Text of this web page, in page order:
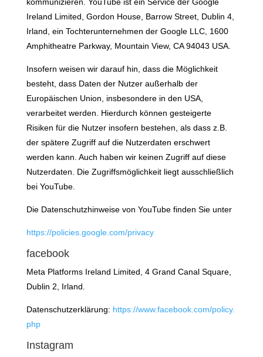
Ireland Limited, Gordon House, Barrow Street, Dublin 4,
Irland, ein Tochterunternehmen der Google LLC, 1600
Amphitheatre Parkway, Mountain View, CA 94043 USA.
Insofern weisen wir darauf hin, dass die Möglichkeit
besteht, dass Daten der Nutzer außerhalb der
Europäischen Union, insbesondere in den USA,
verarbeitet werden. Hierdurch können gesteigerte
Risiken für die Nutzer insofern bestehen, als dass z.B.
der spätere Zugriff auf die Nutzerdaten erschwert
werden kann. Auch haben wir keinen Zugriff auf diese
Nutzerdaten. Die Zugriffsmöglichkeit liegt ausschließlich
bei YouTube.
Die Datenschutzhinweise von YouTube finden Sie unter
https://policies.google.com/privacy
facebook
Meta Platforms Ireland Limited, 4 Grand Canal Square,
Dublin 2, Irland.
Datenschutzerklärung: https://www.facebook.com/policy.
php
Instagram